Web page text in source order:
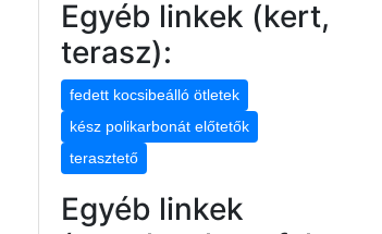
Egyéb linkek (kert,
terasz):
fedett kocsibeálló ötletek
kész polikarbonát előtetők
terasztető
Egyéb linkek